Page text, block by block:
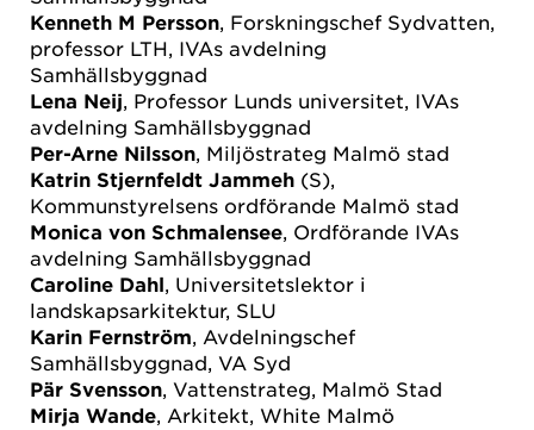
Kenneth M Persson , Forskningschef Sydvatten,
professor LTH, IVAs avdelning
Samhällsbyggnad
Lena Neij , Professor Lunds universitet, IVAs
avdelning Samhällsbyggnad
Per-Arne Nilsson , Miljöstrateg Malmö stad
Katrin Stjernfeldt Jammeh (S),
Kommunstyrelsens ordförande Malmö stad
Monica von Schmalensee , Ordförande IVAs
avdelning Samhällsbyggnad
Caroline Dahl , Universitetslektor i
landskapsarkitektur, SLU
Karin Fernström , Avdelningschef
Samhällsbyggnad, VA Syd
Pär Svensson , Vattenstrateg, Malmö Stad
Mirja Wande , Arkitekt, White Malmö